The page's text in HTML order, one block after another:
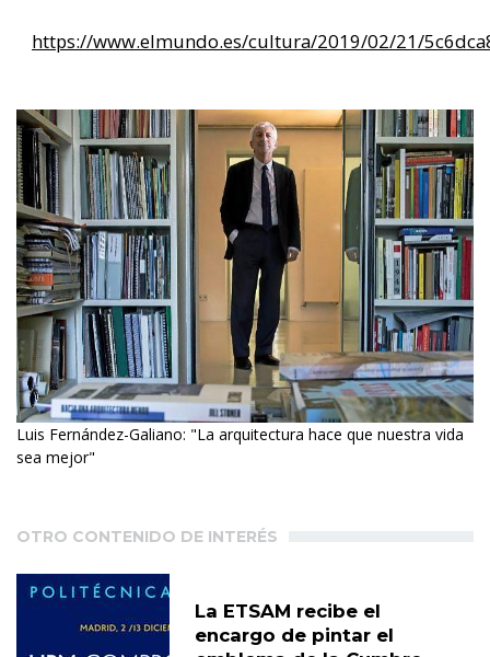
https://www.elmundo.es/cultura/2019/02/21/
Luis Fernández-Galiano: "La arquitectura hace que nuestra vida
sea mejor"
OTRO CONTENIDO DE INTERÉS
La ETSAM recibe el
encargo de pintar el